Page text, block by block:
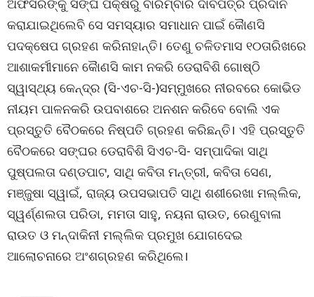
ଅଫିସରଙ୍କୁ ସଙ୍ଘ ପକ୍ଷରୁ ବାରମ୍ବାର ଦାବିପତ୍ର ପ୍ରଦାନ
କରାଯାଇଥିଲେବି ସେ ସମସ୍ୟାର ସମାଧାନ ପାଇଁ କୈାଣସି
ପଦକ୍ଷେପ ଗ୍ରହଣ କରିନାହାନ୍ତି। ତେଣୁ ଚଳିତମାସ ୧୦ତାରିଖରେ
ଆଶାକର୍ମୀମାନେ କୈାଣସି କାମ ନକରି ଡେରାବିଶି ଗୋଷ୍ଠି
ସ୍ୱାସ୍ଥ୍ୟ କେନ୍ଦ୍ର (ସି-ଏଚ-ସି-)ସମ୍ମୁଖରେ ନୀରବରେ କୋଭିଡ
ନୀୟମ ପାଳନକରି ଉପବାଶରେ ଅନଶନ କରିବେ ବୋଲି ଏକ
ପ୍ରସ୍ତୁତି ବୈଠକରେ ନିଷ୍ପତି ଗ୍ରହଣ କରିଛନ୍ତି। ଏହି ପ୍ରସ୍ତୁତି
ବୈଠକରେ ସଙ୍ଘର ଡେରାବିଶି ସିଏଚ-ସି- ସମ୍ପାଦିକା ସାଥି
ପୁଷ୍ପଲତା ଦଣ୍ଡପାଟ, ସାଥି କବିତା ମନ୍ତ୍ରୀ, କବିତା ସେଣ,
ମଞ୍ଜୁଷା ସ୍ୱାଇଁ, ରାଜ୍ୟ ଉପସଭାପତି ସାଥି ଶଶୀରେଖା ମଲ୍ଲିକ,
ସ୍ୱର୍ଣ୍ଣଲତା ପରିଡା, ମମତା ସାହୁ, ନୟନା ରାଉତ, ରେଣୁବାଳା
ରାଉତ ଓ ମନ୍ଦାକିନୀ ମଲ୍ଲିକ ପ୍ରମୁଖ ଯୋଗଦେଇ
ଆଲୋଚନାରେ ଅଂଶଗ୍ରହଣ କରିଥିଲେ।